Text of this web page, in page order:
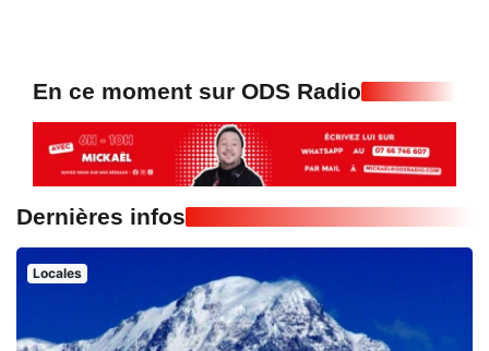
En ce moment sur ODS Radio
Dernières infos
Locales